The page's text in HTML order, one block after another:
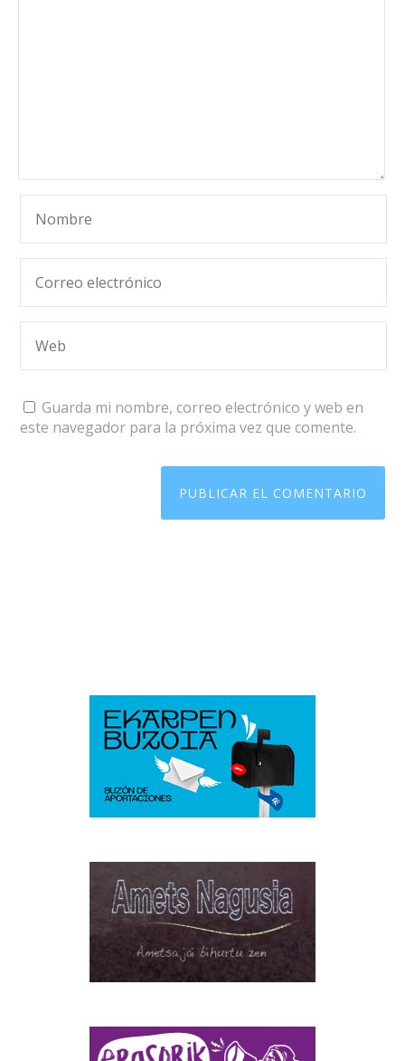
Guarda mi nombre, correo electrónico y web en
este navegador para la próxima vez que comente.